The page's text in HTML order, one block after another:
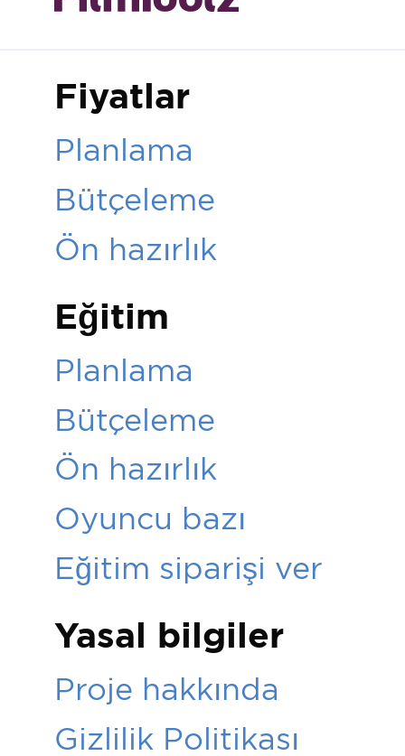
Fiyatlar
Planlama
Bütçeleme
Ön hazırlık
Eğitim
Planlama
Bütçeleme
Ön hazırlık
Oyuncu bazı
Eğitim siparişi ver
Yasal bilgiler
Proje hakkında
Gizlilik Politikası